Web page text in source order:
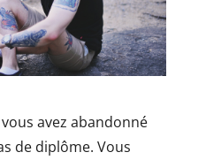
avez abandonné
de diplôme. Vous